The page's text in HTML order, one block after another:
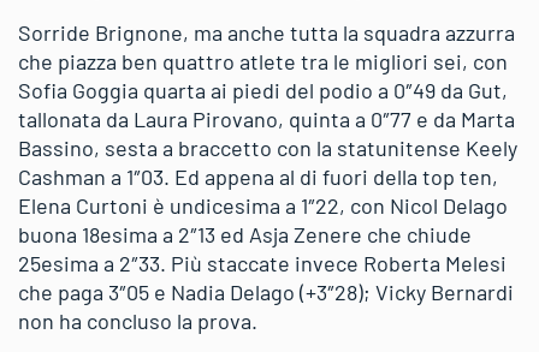
Sorride Brignone, ma anche tutta la squadra azzurra
che piazza ben quattro atlete tra le migliori sei, con
Sofia Goggia quarta ai piedi del podio a 0″49 da Gut,
tallonata da Laura Pirovano, quinta a 0″77 e da Marta
Bassino, sesta a braccetto con la statunitense Keely
Cashman a 1″03. Ed appena al di fuori della top ten,
Elena Curtoni è undicesima a 1″22, con Nicol Delago
buona 18esima a 2″13 ed Asja Zenere che chiude
25esima a 2″33. Più staccate invece Roberta Melesi
che paga 3″05 e Nadia Delago (+3″28); Vicky Bernardi
non ha concluso la prova.